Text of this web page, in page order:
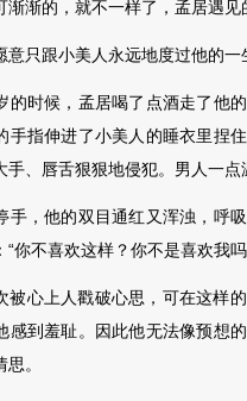
渐渐的，就不一样了，孟居遇
跟小美人永远地度过他的一
时候，孟居喝了点酒走了他的
手指伸进了小美人的睡衣里捏
手、唇舌狠狠地侵犯。男人一
，他的双目通红又浑浊，呼吸
“你不喜欢这样？你不是喜欢我
心上人戳破心思 ，可在这样
感到羞耻。因此他无法像预想
。